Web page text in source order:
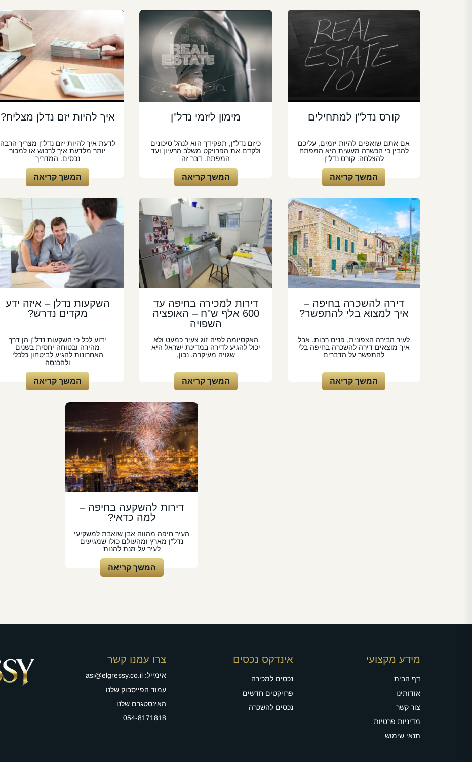
קורס נדל"ן למתחילים
אם אתם שואפים להיות יזמים, עליכם
להבין כי הכשרה מעשית היא המפתח
להצלחה. קורס נדל"ן
המשך קריאה
מימון ליזמי נדל"ן
כיזם נדל"ן, תפקידך הוא לנהל סיכונים
ולקדם את הפרויקט משלב הרעיון ועד
המפתח. דבר זה
המשך קריאה
איך להיות יזם נדלן מצליח?
לדעת איך להיות יזם נדל"ן מצריך הרבה
יותר מלדעת איך לרכוש או למכור
נכסים. המדריך
המשך קריאה
דירה להשכרה בחיפה –
איך למצוא בלי להתפשר?
לעיר הבירה הצפונית, פנים רבות. אבל
איך מוצאים דירה להשכרה בחיפה בלי
להתפשר על הדברים
המשך קריאה
דירות למכירה בחיפה עד
600 אלף ש"ח – האופציה
השפויה
האקסיומה לפיה זוג צעיר כמעט ולא
יכול להגיע לדירה במדינת ישראל היא
שגויה מעיקרה. נכון,
המשך קריאה
השקעות נדלן – איזה ידע
מקדים נדרש?
ידוע לכל כי השקעות נדל"ן הן דרך
מהירה ובטוחה יחסית בשנים
האחרונות להגיע לביטחון כלכלי
ולהכנסה
המשך קריאה
דירות להשקעה בחיפה –
למה כדאי?
העיר חיפה מהווה אבן שואבת למשקיעי
נדל"ן מארץ ומהעולם כולו שמגיעים
לעיר על מנת להנות
המשך קריאה
מידע מקצועי
דף הבית
אודותינו
צור קשר
מדיניות פרטיות
תנאי שימוש
אינדקס נכסים
נכסים למכירה
פרויקטים חדשים
נכסים להשכרה
צרו עמנו קשר
אימייל: asi@elgressy.co.il
עמוד הפייסבוק שלנו
האינסטגרם שלנו
054-8171818